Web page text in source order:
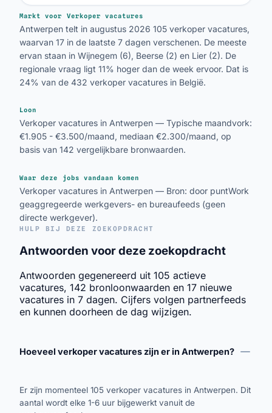
Markt voor Verkoper vacatures
Antwerpen telt in augustus 2026 105 verkoper vacatures,
waarvan 17 in de laatste 7 dagen verschenen. De meeste
ervan staan in Wijnegem (6), Beerse (2) en Lier (2). De
regionale vraag ligt 11% hoger dan de week ervoor. Dat is
24% van de 432 verkoper vacatures in België.
Loon
Verkoper vacatures in Antwerpen — Typische maandvork:
€1.905 - €3.500/maand, mediaan €2.300/maand, op
basis van 142 vergelijkbare bronwaarden.
Waar deze jobs vandaan komen
Verkoper vacatures in Antwerpen — Bron: door puntWork
geaggregeerde werkgevers- en bureaufeeds (geen
directe werkgever).
HULP BIJ DEZE ZOEKOPDRACHT
Antwoorden voor deze zoekopdracht
Antwoorden gegenereerd uit 105 actieve
vacatures, 142 bronloonwaarden en 17 nieuwe
vacatures in 7 dagen. Cijfers volgen partnerfeeds
en kunnen doorheen de dag wijzigen.
Hoeveel verkoper vacatures zijn er in Antwerpen?
Er zijn momenteel 105 verkoper vacatures in Antwerpen. Dit
aantal wordt elke 1-6 uur bijgewerkt vanuit de